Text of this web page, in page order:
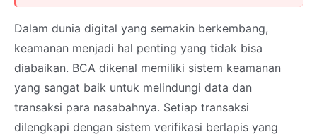
Dalam dunia digital yang semakin berkembang,
keamanan menjadi hal penting yang tidak bisa
diabaikan. BCA dikenal memiliki sistem keamanan
yang sangat baik untuk melindungi data dan
transaksi para nasabahnya. Setiap transaksi
dilengkapi dengan sistem verifikasi berlapis yang